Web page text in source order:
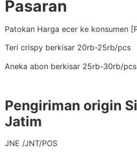
Pasaran
Patokan Harga ecer ke konsumen
Teri crispy berkisar 20rb-25rb/pcs
Aneka abon berkisar 25rb-30rb/pcs
Pengiriman origin
Jatim
JNE /JNT/POS